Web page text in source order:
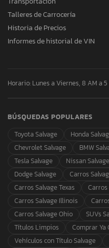
Talleres de Carrocería
Historia de Precios
Informes de historial de VIN
Horario: Lunes a Viernes, 8 AM a 5
BÚSQUEDAS POPULARES
Toyota Salvage
Honda
Chevrolet Salvage
BMW
Tesla Salvage
Nissan Salvage
Dodge Salvage
Carros
Carros Salvage Texas
Carros
Carros Salvage Illinois
Carros Salvage Ohio
SUVs
Títulos Limpios
Comprar Ya
Vehículos con Título Salvage